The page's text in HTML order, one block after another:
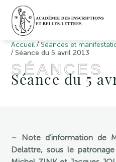
Accueil / Séances et
/Séance du 5 avril 2013
SÉANCES
Séance du 5
– Note d’information de
Delattre, sous le